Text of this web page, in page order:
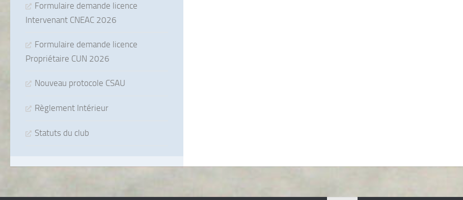
Formulaire demande licence
Intervenant CNEAC 2026
Formulaire demande licence
Propriétaire CUN 2026
Nouveau protocole CSAU
Règlement Intérieur
Statuts du club